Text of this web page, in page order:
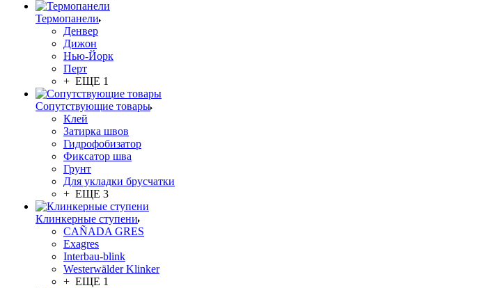
Термопанели
Денвер
Дижон
Нью-Йорк
Перт
+ ЕЩЕ 1
Сопутствующие товары
Клей
Затирка швов
Гидрофобизатор
Фиксатор шва
Грунт
Для укладки брусчатки
+ ЕЩЕ 3
Клинкерные ступени
CAÑADA GRES
Exagres
Interbau-blink
Westerwälder Klinker
+ ЕЩЕ 1